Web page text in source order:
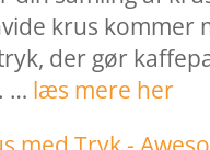
krus kommer
der gør
… læs mere her